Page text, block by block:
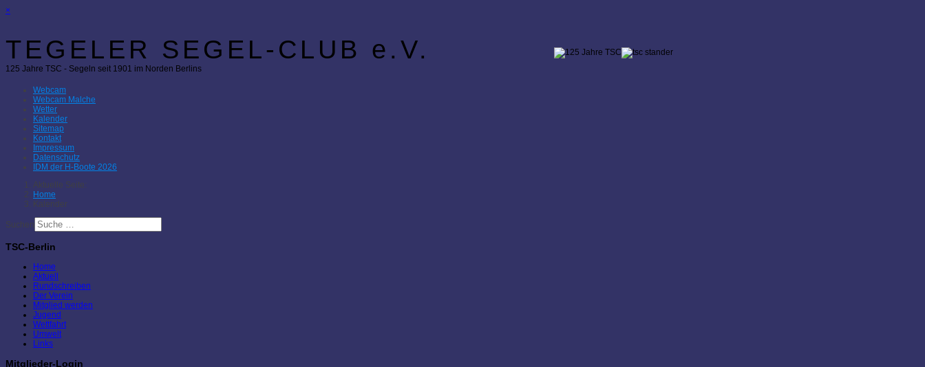
×
TEGELER SEGEL-CLUB e.V.
125 Jahre TSC - Segeln seit 1901 im Norden Berlins
Webcam
Webcam Malche
Wetter
Kalender
Sitemap
Kontakt
Impressum
Datenschutz
IDM der H-Boote 2026
Aktuelle Seite:
Home
Kalender
Suchen
TSC-Berlin
Home
Aktuell
Rundschreiben
Der Verein
Mitglied werden
Jugend
Wettfahrt
Umwelt
Links
Mitglieder-Login